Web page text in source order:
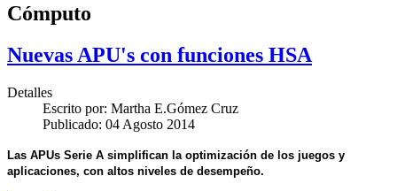
Cómputo
Nuevas APU's con funciones HSA
Detalles
Escrito por: Martha E.Gómez Cruz
Publicado: 04 Agosto 2014
Las APUs Serie A simplifican la optimización de los juegos y
aplicaciones, con altos niveles de desempeño.